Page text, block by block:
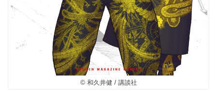
© 和久井健 / 講談社